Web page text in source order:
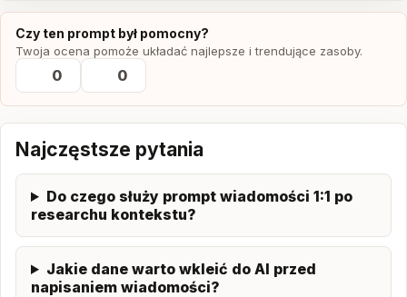
Czy ten prompt był pomocny?
Twoja ocena pomoże układać najlepsze i trendujące zasoby.
0 0
Najczęstsze pytania
Do czego służy prompt wiadomości 1:1 po
researchu kontekstu?
Jakie dane warto wkleić do AI przed
napisaniem wiadomości?